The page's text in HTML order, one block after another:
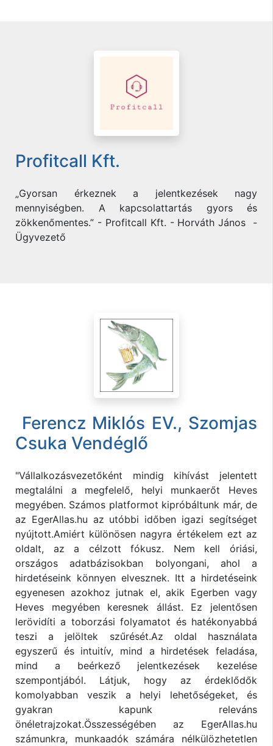
Profitcall Kft.
„Gyorsan érkeznek a jelentkezések nagy
mennyiségben. A kapcsolattartás gyors és
zökkenőmentes.” - Profitcall Kft. - Horváth János -
Ügyvezető
Ferencz Miklós EV., Szomjas
Csuka Vendéglő
"Vállalkozásvezetőként mindig kihívást jelentett
megtalálni a megfelelő, helyi munkaerőt Heves
megyében. Számos platformot kipróbáltunk már, de
az EgerAllas.hu az utóbbi időben igazi segítséget
nyújtott.Amiért különösen nagyra értékelem ezt az
oldalt, az a célzott fókusz. Nem kell óriási,
országos adatbázisokban bolyongani, ahol a
hirdetéseink könnyen elvesznek. Itt a hirdetéseink
egyenesen azokhoz jutnak el, akik Egerben vagy
Heves megyében keresnek állást. Ez jelentősen
lerövidíti a toborzási folyamatot és hatékonyabbá
teszi a jelöltek szűrését.Az oldal használata
egyszerű és intuitív, mind a hirdetések feladása,
mind a beérkező jelentkezések kezelése
szempontjából. Látjuk, hogy az érdeklődők
komolyabban veszik a helyi lehetőségeket, és
gyakran kapunk releváns
önéletrajzokat.Összességében az EgerAllas.hu
számunkra, munkaadók számára nélkülözhetetlen